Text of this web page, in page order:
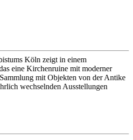
Köln zeigt in einem
eine Kirchenruine mit moderner
mit Objekten von der Antike
wechselnden Ausstellungen